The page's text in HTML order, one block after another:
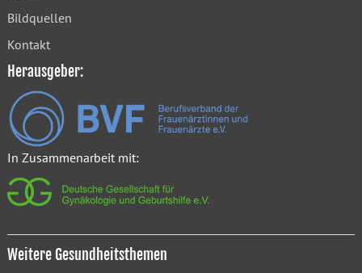
Bildquellen
Kontakt
Herausgeber:
In Zusammenarbeit mit:
Weitere Gesundheitsthemen